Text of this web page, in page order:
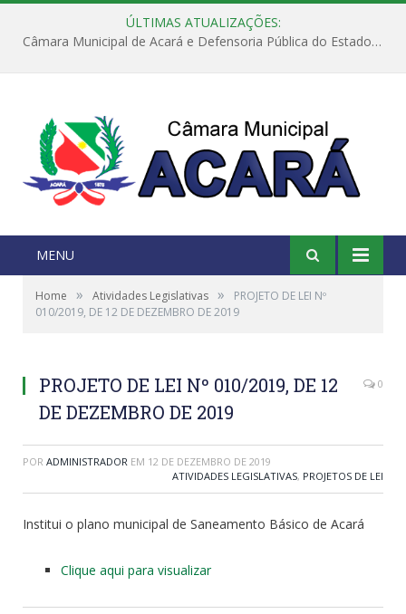
ÚLTIMAS ATUALIZAÇÕES:
Câmara Municipal de Acará e Defensoria Pública do Estado, promovem Ação Balcão de Direitos
MENU
Home » Atividades Legislativas »
PROJETO DE LEI Nº
010/2019, DE 12 DE DEZEMBRO DE 2019
PROJETO DE LEI Nº 010/2019, DE 12
DE DEZEMBRO DE 2019
0
POR ADMINISTRADOR EM 12 DE DEZEMBRO DE 2019
ATIVIDADES LEGISLATIVAS, PROJETOS DE LEI
Institui o plano municipal de Saneamento Básico de Acará
Clique aqui para visualizar